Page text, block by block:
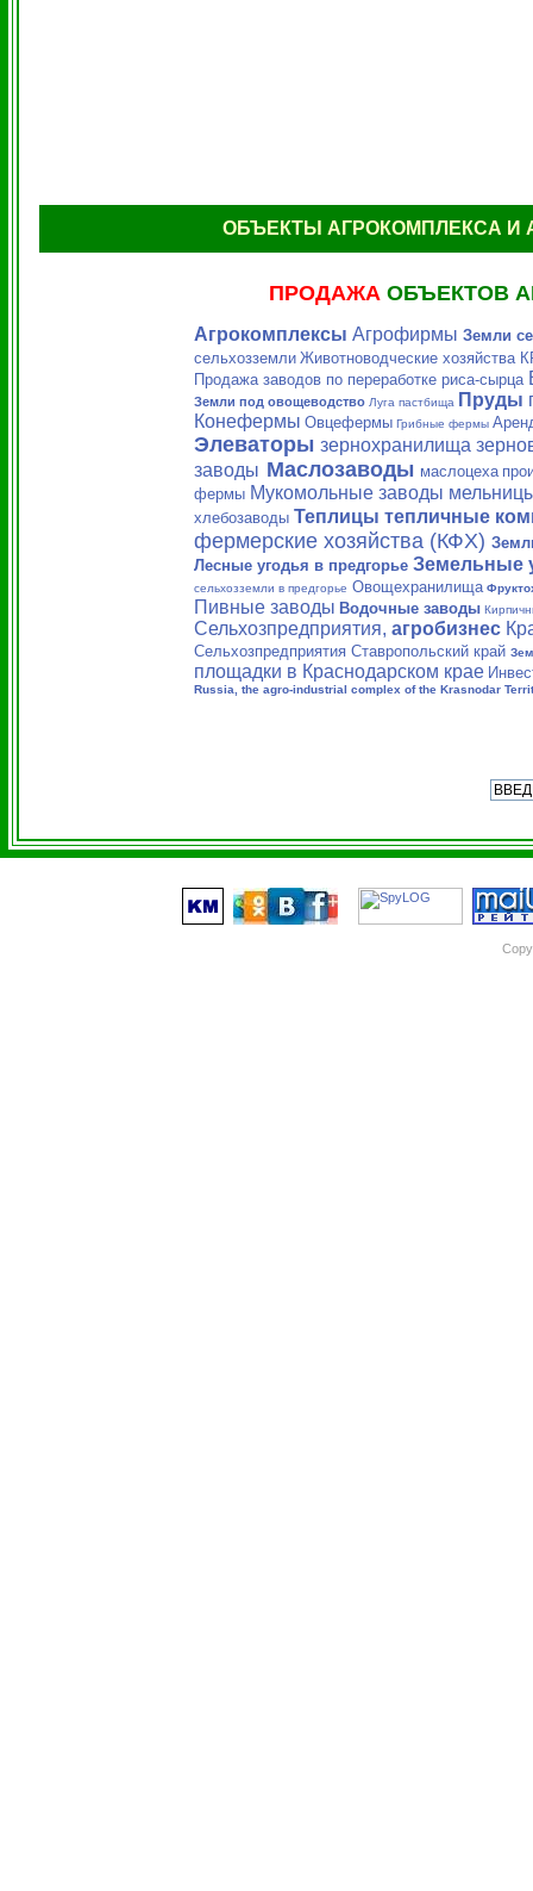
ОБЪЕКТЫ АГРОКОМПЛЕКСА И
ПРОДАЖА ОБЪЕКТОВ
Агрокомплексы Агрофирмы Земли
сельхозземли Животноводческие хозяйства
Продажа заводов по переработке риса-сырца
Земли под овощеводство Луга пастбища Пруды
Конефермы Овцефермы Грибные фермы
Элеваторы зернохранилища
заводы Маслозаводы маслоцеха
фермы Мукомольные заводы
хлебозаводы Теплицы тепличные
фермерские хозяйства (КФХ)
Лесные угодья в предгорье Земельные
сельхозземли в предгорье Овощехранилища
Пивные заводы Водочные заводы
Сельхозпредприятия, агробизнес
Сельхозпредприятия Ставропольский край
площадки в Краснодарском крае
Russia, the agro-industrial complex of the Krasnodar